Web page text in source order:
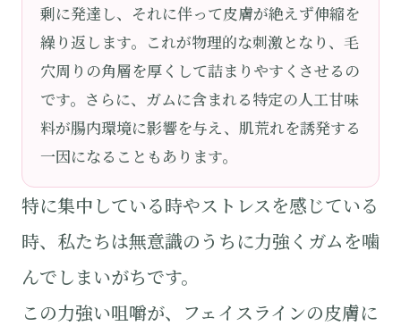
剰に発達し、それに伴って皮膚が絶えず伸縮を
繰り返します。これが物理的な刺激となり、毛
穴周りの角層を厚くして詰まりやすくさせるの
です。さらに、ガムに含まれる特定の人工甘味
料が腸内環境に影響を与え、肌荒れを誘発する
一因になることもあります。
特に集中している時やストレスを感じている
時、私たちは無意識のうちに力強くガムを噛
んでしまいがちです。
この力強い咀嚼が、フェイスラインの皮膚に